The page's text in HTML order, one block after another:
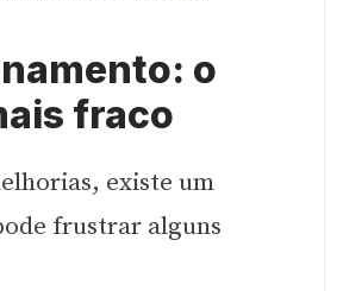
o
fraco
existe um
frustrar alguns